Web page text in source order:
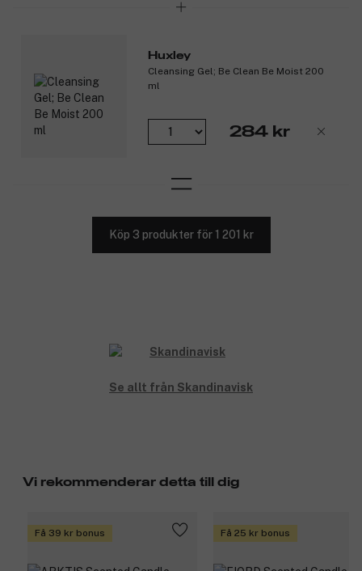
Huxley
Cleansing Gel; Be Clean Be Moist 200
ml
284 kr
Köp 3 produkter för 1 201 kr
Se allt från Skandinavisk
Vi rekommenderar detta till dig
Få 39 kr bonus Få 25 kr bonus